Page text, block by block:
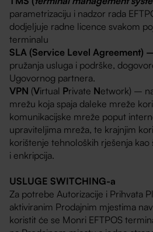
parametrizaciju i nadzor rada
dodjeljuje radne licence svakom
terminalu
SLA (Service Level Agreement)
pružanja usluga i podrške,
Ugovornog partnera.
VPN (Virtual Private Network) –
mrežu koja spaja daleke mreže
komunikacijske mreže poput
upraviteljima mreža, te krajnjim
korištenje tehnoloških rješenja
i enkripcija.
USLUGE SWITCHING-a
Za potrebe Autorizacije i Prihvata
aktiviranim Prodajnim mjestima
koristit će se Monri EFTPOS